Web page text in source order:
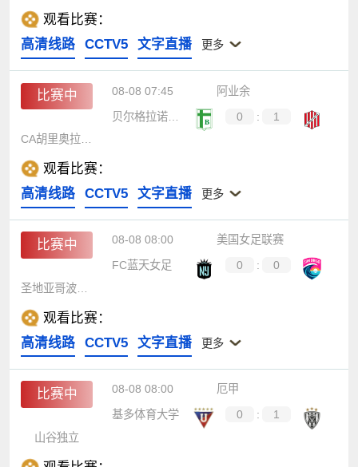
观看比赛：
高清线路
CCTV5 文字直播 更多
比赛中 08-08 07:45
阿业余
贝尔格拉诺体育
0 :
1
CA胡里奥拉斐拉
观看比赛：
高清线路
CCTV5 文字直播 更多
比赛中 08-08 08:00
美国女足联赛
FC蓝天女足
0 :
0
观看比赛：
高清线路
CCTV5 文字直播 更多
比赛中 08-08 08:00
厄甲
基多体育大学
0 :
1
山谷独立